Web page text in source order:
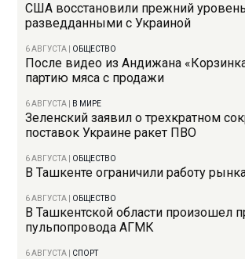
США восстановили прежний
разведданными с Украиной
6 АВГУСТА ОБЩЕСТВО
После видео из Андижана
партию мяса с продажи
6 АВГУСТА В МИРЕ
Зеленский заявил о трехкратном
поставок Украине ракет ПВО
6 АВГУСТА ОБЩЕСТВО
В Ташкенте ограничили работу
6 АВГУСТА ОБЩЕСТВО
В Ташкентской области произошел
пульпопровода АГМК
6 АВГУСТА СПОРТ